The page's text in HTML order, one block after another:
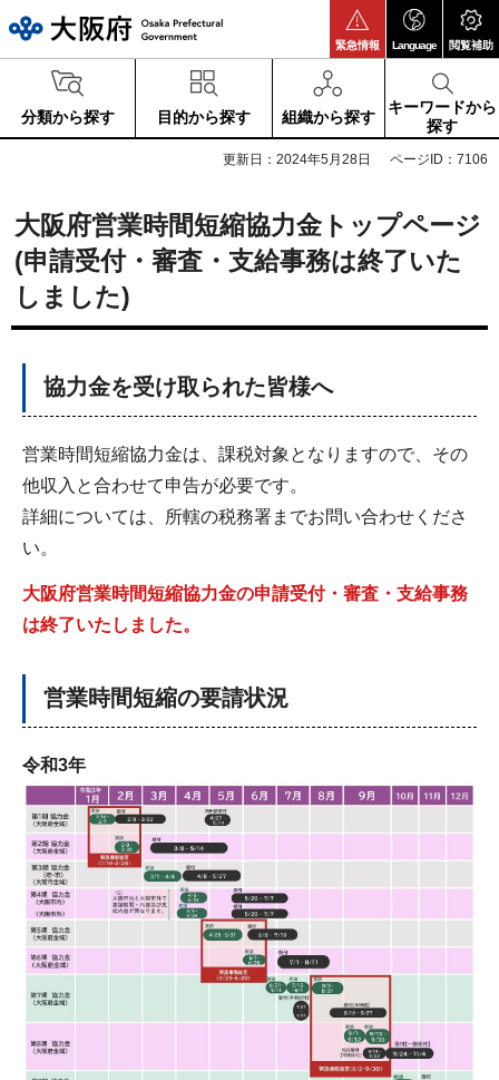
緊急情報 Language 閲覧補助
分類から探す 目的から探す 組織から探す
キーワードから
探す
更新日：2024年5月28日 ページID：7106
大阪府営業時間短縮協力金トップページ
(申請受付・審査・支給事務は終了いた
しました)
協力金を受け取られた皆様へ
営業時間短縮協力金は、課税対象となりますので、その
他収入と合わせて申告が必要です。
詳細については、所轄の税務署までお問い合わせくださ
い。
大阪府営業時間短縮協力金の申請受付・審査・支給事務
は終了いたしました。
営業時間短縮の要請状況
令和3年